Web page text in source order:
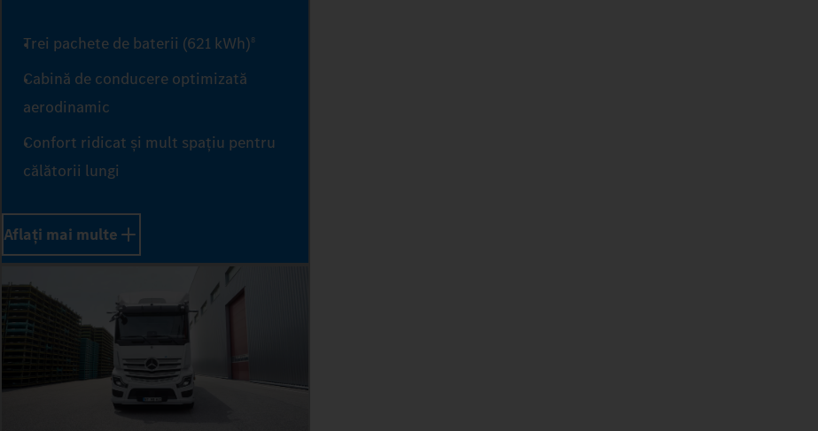
Trei pachete de baterii (621 kWh)8
Cabină de conducere optimizată
aerodinamic
Confort ridicat și mult spațiu pentru
călătorii lungi
Aflați mai multe
0
1
2